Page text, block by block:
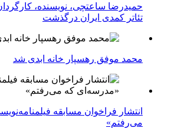
حمیدرضا ساعتچی، نویسنده،
تئاتر کمدی ایران درگذشت
محمد موفق رهسپار خانه ابدی شد
انتشار فراخوان مسابقه
می‌رفتم»